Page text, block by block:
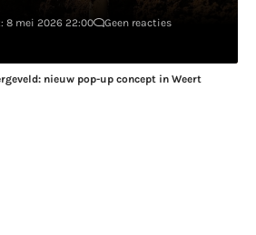
8 mei 2026 22:00
Geen reacties
nieuw pop-up concept in Weert